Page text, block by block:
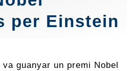
per Einstein
guanyar un premi Nobel